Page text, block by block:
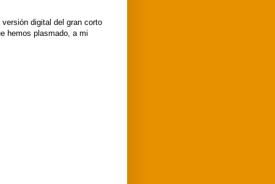
digital del gran corto
hemos plasmado, a mi